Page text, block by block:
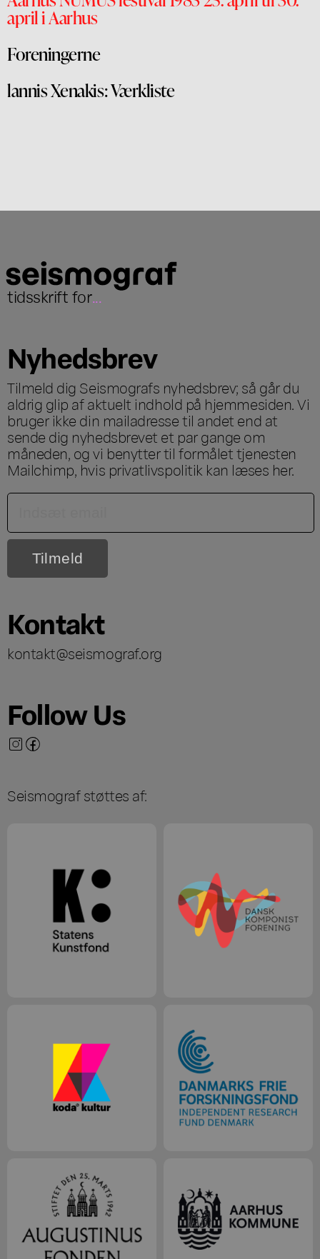
april i Aarhus
Foreningerne
lannis Xenakis: Værkliste
tidsskrift for...
Nyhedsbrev
Tilmeld dig Seismografs nyhedsbrev; så går du
aldrig glip af aktuelt indhold på hjemmesiden. Vi
bruger ikke din mailadresse til andet end at
sende dig nyhedsbrevet et par gange om
måneden, og vi benytter til formålet tjenesten
Mailchimp, hvis privatlivspolitik kan læses her.
Kontakt
kontakt@seismograf.org
Follow Us
Seismograf støttes af: